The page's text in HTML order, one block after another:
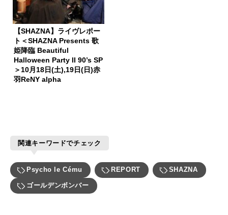
【SHAZNA】ライヴレポー
ト＜SHAZNA Presents 歌
姫降臨 Beautiful
Halloween Party II 90’s SP
＞10月18日(土),19日(日)赤
羽ReNY alpha
関連キーワードでチェック
Psycho le Cému REPORT SHAZNA
ゴールデンボンバー